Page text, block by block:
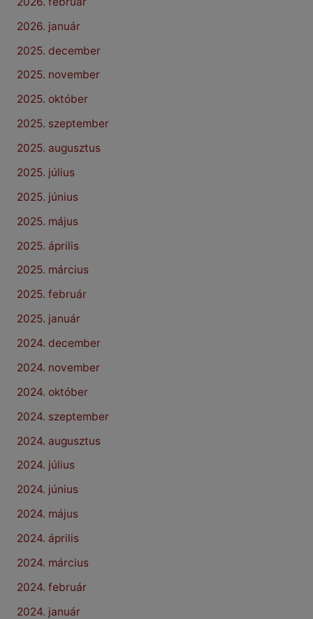
2026. január
2025. december
2025. november
2025. október
2025. szeptember
2025. augusztus
2025. július
2025. június
2025. május
2025. április
2025. március
2025. február
2025. január
2024. december
2024. november
2024. október
2024. szeptember
2024. augusztus
2024. július
2024. június
2024. május
2024. április
2024. március
2024. február
2024. január